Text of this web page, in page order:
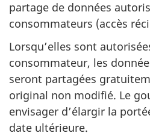
partage de données
consommateurs (accès
Lorsqu’elles sont
consommateur, les
seront partagées
original non modifié. Le
envisager d’élargir la
date ultérieure.